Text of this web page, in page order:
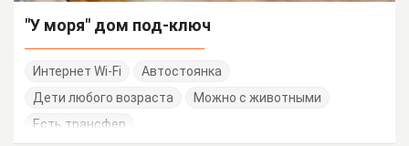
"У моря" дом под-ключ
Интернет Wi-Fi
Автостоянка
Дети любого возраста
Можно с животными
Есть трансфер